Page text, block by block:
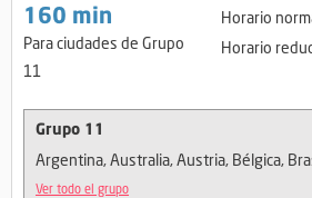
160 min
Para ciudades de Grupo
11
Horario
Horario
Grupo 11
Argentina, Australia, Austria, Bélgica,
Ver todo el grupo